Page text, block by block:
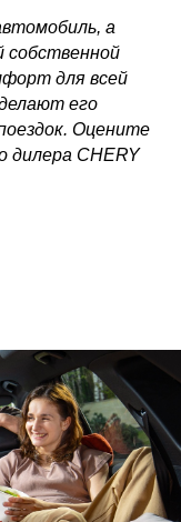
а
собственной
для всей
его
Оцените
дилера CHERY